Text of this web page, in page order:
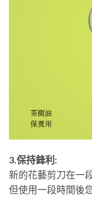
3.保持鋒利:
新的花藝剪刀在一
但使用一段時間後